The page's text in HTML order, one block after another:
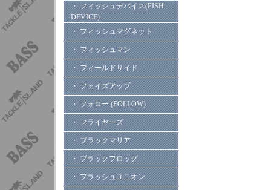
・ フィッシュデバイス(FISH
DEVICE)
・ フィッシュマグネット
・ フィッシュマン
・ フィールドサイド
・ フェイズアップ
・ フォロー (FOLLOW)
・ フライヤーズ
・ ブラックマリア
・ ブラックフロッグ
・ フラッシュユニオン